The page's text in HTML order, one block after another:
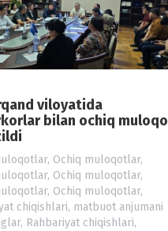
viloyatida
bilan ochiq
, Ochiq muloqotlar,
, Ochiq muloqotlar,
, Ochiq muloqotlar,
chiqishlari, matbuot anjumani
, Rahbariyat chiqishlari,